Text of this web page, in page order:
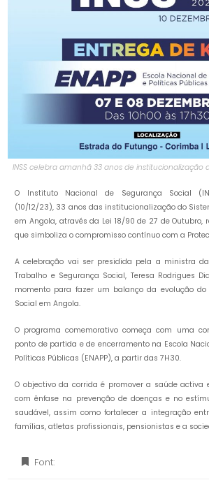
INSS celebra amanhã 33 anos de institucionalização
O Instituto Nacional de Segurança Social
(10/12/23), 33 anos das institucionalização do
em Angola, através da Lei 18/90 de 27 de Outubro,
que simboliza o compromisso contínuo com a
A celebração vai ser presidida pela a ministra
Trabalho e Segurança Social, Teresa Rodrigues
momento para fazer um balanço da evolução
Social em Angola.
O programa comemorativo começa com uma
ponto de partida e de encerramento na Escola
Políticas Públicas (ENAPP), a partir das 7H30.
O objectivo da corrida é promover a saúde activa
com ênfase na prevenção de doenças e no
saudável, assim como fortalecer a integração
famílias, atletas profissionais, pensionistas e a
Font: